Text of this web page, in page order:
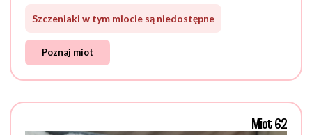
Szczeniaki w tym miocie są niedostępne
Poznaj miot
Miot 62